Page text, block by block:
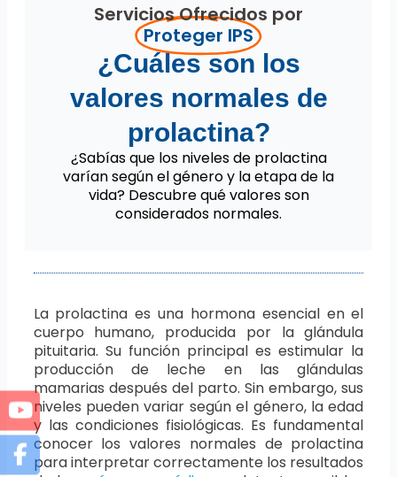
Servicios Ofrecidos por
Proteger IPS
¿Cuáles son los
valores normales de
prolactina?
¿Sabías que los niveles de prolactina
varían según el género y la etapa de la
vida? Descubre qué valores son
considerados normales.
La prolactina es una hormona esencial en el
cuerpo humano, producida por la glándula
pituitaria. Su función principal es estimular la
producción de leche en las glándulas
mamarias después del parto. Sin embargo, sus
niveles pueden variar según el género, la edad
y las condiciones fisiológicas. Es fundamental
conocer los valores normales de prolactina
para interpretar correctamente los resultados